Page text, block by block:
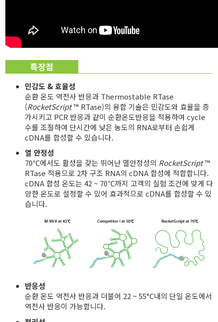
특장점
민감도 & 효율성
순환 온도 역전사 반응과 Thermostable RTase
(RocketScript™ RTase)의 융합 기술은 민감도와 효율을 증
가시키고 PCR 반응과 같이 순환온도반응을 적용하여 cycle
수를 조절하여 단시간에 낮은 농도의 RNA로부터 손쉽게
cDNA를 합성할 수 있습니다.
열 안정성
70℃에서도 활성을 갖는 뛰어난 열안정성의 RocketScript™
RTase 적용으로 2차 구조 RNA의 cDNA 합성에 적합합니다.
cDNA 합성 온도는 42 ~ 70℃까지 고객의 실험 조건에 맞게 다
양한 온도로 설정할 수 있어 효과적으로 cDNA를 합성할 수 있
습니다.
반응성
순환 온도 역전사 반응과 더불어 22 ~ 55°C내의 단일 온도에서
역전사 반응이 가능합니다.